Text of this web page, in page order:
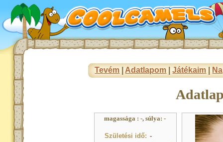
Tevém Adatlapom |Játékaim
magassága : -, súlya: -
Születési idő: -